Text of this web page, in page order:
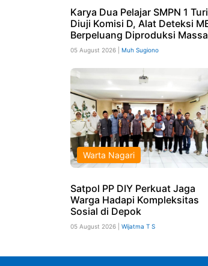
Karya Dua Pelajar SMPN 1 Turi
Diuji Komisi D, Alat Deteksi
Berpeluang Diproduksi
05 August 2026 | Muh Sugiono
Warta Nagari
Satpol PP DIY Perkuat Jaga
Warga Hadapi Kompleksitas
Sosial di Depok
05 August 2026 | Wijatma T S